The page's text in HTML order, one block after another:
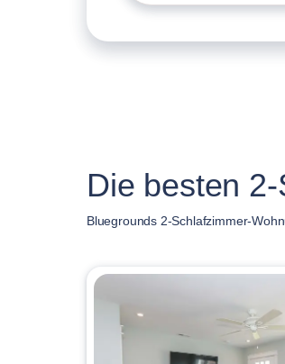
Die besten
Bluegrounds 2-Schlafzimmer-